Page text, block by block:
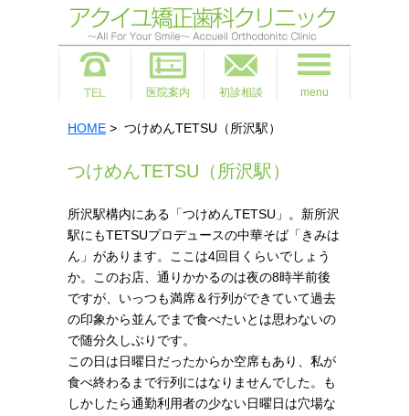
医院案内 初診相談 menu
HOME > つけめんTETSU（所沢駅）
つけめんTETSU（所沢駅）
所沢駅構内にある「つけめんTETSU」。新所沢
駅にもTETSUプロデュースの中華そば「きみは
ん」があります。ここは4回目くらいでしょう
か。このお店、通りかかるのは夜の8時半前後
ですが、いっつも満席＆行列ができていて過去
の印象から並んでまで食べたいとは思わないの
で随分久しぶりです。
この日は日曜日だったからか空席もあり、私が
食べ終わるまで行列にはなりませんでした。も
しかしたら通勤利用者の少ない日曜日は穴場な